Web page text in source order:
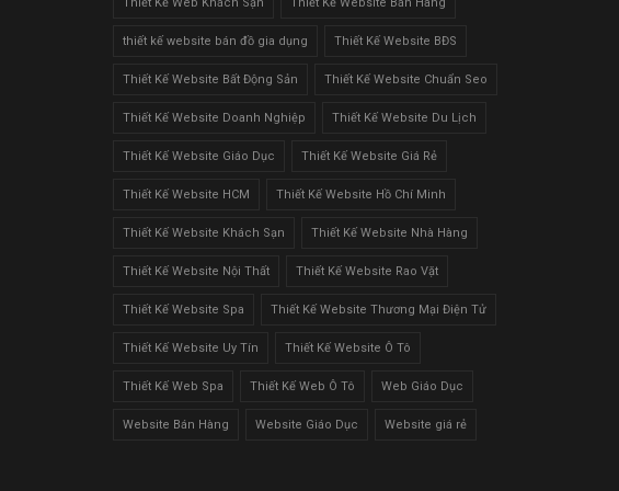
thiết kế website bán đồ gia dụng Thiết Kế Website BĐS
Thiết Kế Website Bất Động Sản Thiết Kế Website Chuẩn Seo
Thiết Kế Website Doanh Nghiệp Thiết Kế Website Du Lịch
Thiết Kế Website Giáo Dục Thiết Kế Website Giá Rẻ
Thiết Kế Website HCM Thiết Kế Website Hồ Chí Minh
Thiết Kế Website Khách Sạn Thiết Kế Website Nhà Hàng
Thiết Kế Website Nội Thất Thiết Kế Website Rao Vặt
Thiết Kế Website Spa Thiết Kế Website Thương Mại Điện Tử
Thiết Kế Website Uy Tín Thiết Kế Website Ô Tô
Thiết Kế Web Spa Thiết Kế Web Ô Tô Web Giáo Dục
Website Bán Hàng Website Giáo Dục Website giá rẻ